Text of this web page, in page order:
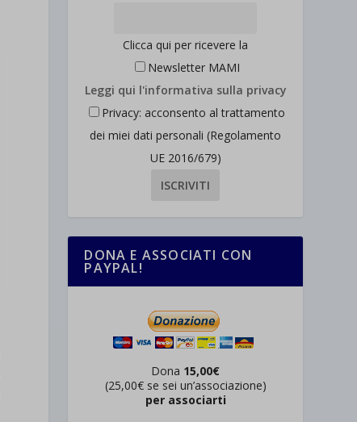
Clicca qui per ricevere la
Newsletter MAMI
Leggi qui l'informativa sulla privacy
Privacy: acconsento al trattamento
dei miei dati personali (Regolamento
UE 2016/679)
DONA E ASSOCIATI CON
PAYPAL!
Dona 15,00€
(25,00€ se sei un’associazione)
per associarti